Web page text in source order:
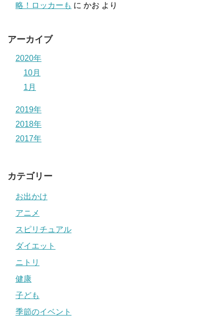
略！ロッカーも に かお より
アーカイブ
2020年
10月
1月
2019年
2018年
2017年
カテゴリー
お出かけ
アニメ
スピリチュアル
ダイエット
ニトリ
健康
子ども
季節のイベント